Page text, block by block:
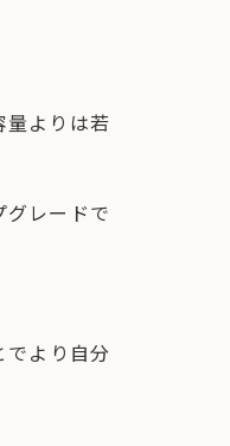
量よりは若
レードで
でより自分